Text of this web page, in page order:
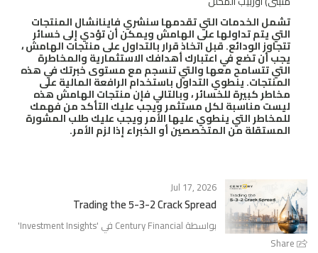
تشمل الخدمات التي تقدمها سنشري فاينانشال المنتجات
التي يتم تداولها على الهامش ويمكن أن تؤدي إلى خسائر
تتجاوز الودائع. قبل اتخاذ قرار بالتداول على منتجات الهامش ،
يجب أن تضع في اعتبارك أهدافك الاستثمارية والمخاطرة
التي تتسامح معها والتي تنسجم مع مستوى خبرتك في هذه
المنتجات. ينطوي التداول باستخدام الرافعة المالية على
مخاطر كبيرة للخسائر ، وبالتالي فإن منتجات الهامش هذه
ليست مناسبة لكل مستثمر ويجب عليك التأكد من فهمك
للمخاطر التي ينطوي عليها الأمر ويجب عليك طلب المشورة
المستقلة من المتخصصين أو الخبراء إذا لزم الأمر.
Share
Jul 17, 2026
Trading the 5-3-2 Crack Spread
بواسطة Century Financial في ' Investment Insights
'